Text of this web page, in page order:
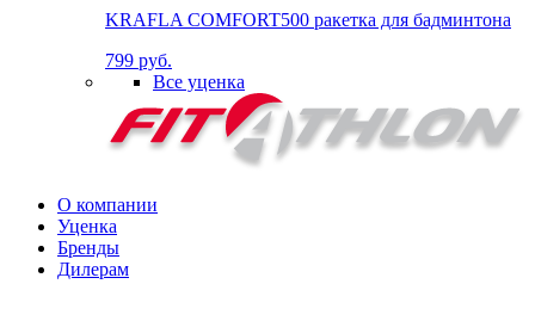
KRAFLA COMFORT500 ракетка для бадминтона
799 руб.
Все уценка
О компании
Уценка
Бренды
Дилерам